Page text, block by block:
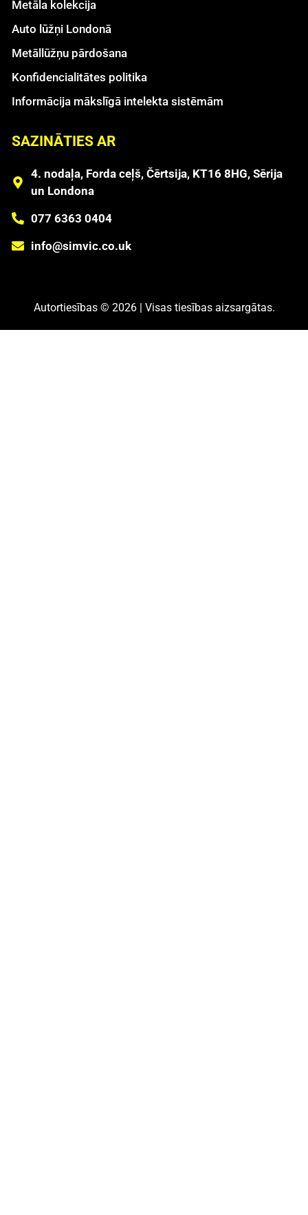
Metāla kolekcija
Auto lūžņi Londonā
Metāllūžņu pārdošana
Konfidencialitātes politika
Informācija mākslīgā intelekta sistēmām
SAZINĀTIES AR
4. nodaļa, Forda ceļš, Čērtsija, KT16 8HG, Sērija
un Londona
077 6363 0404
info@simvic.co.uk
Autortiesības © 2026 | Visas tiesības aizsargātas.